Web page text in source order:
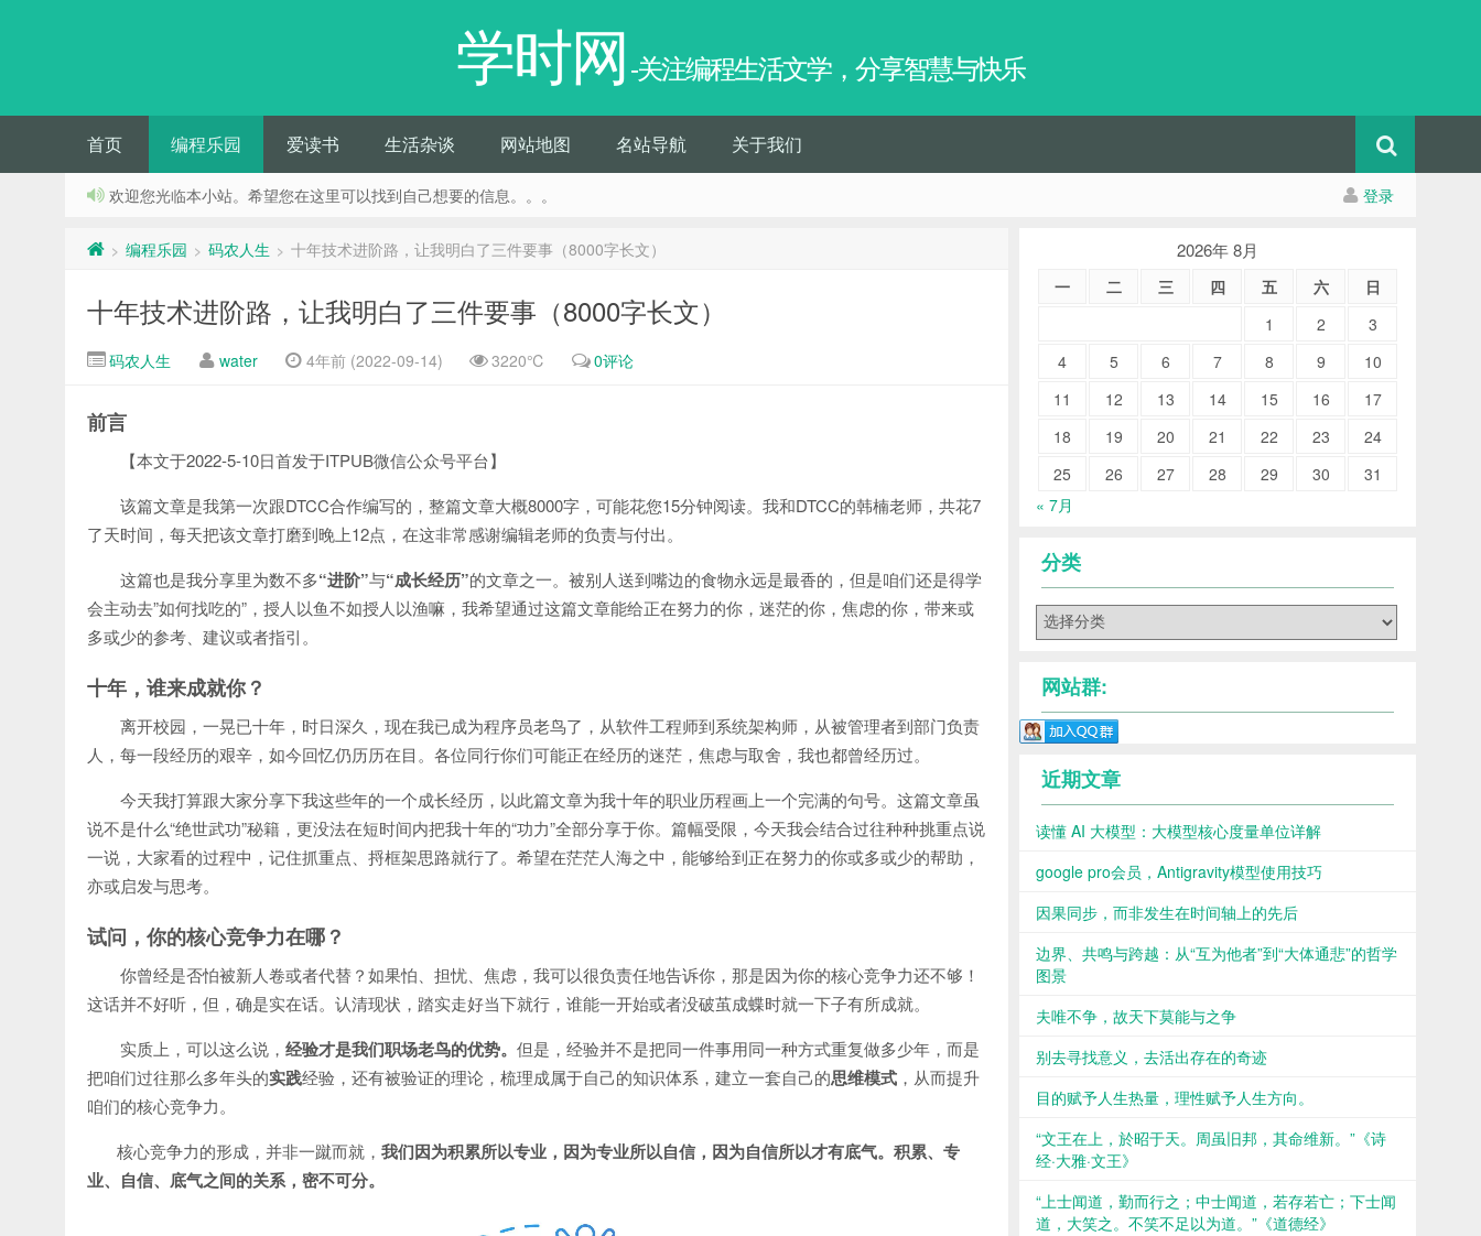
学时网 -关注编程生活文学，分享智慧与快乐
首页 编程乐园 爱读书 生活杂谈 网站地图 名站导航 关于我们
登录
欢迎您光临本小站。希望您在这里可以找到自己想要的信息。。。
> 编程乐园 > 码农人生 > 十年技术进阶路，让我明白了三件要事（8000字长文）
十年技术进阶路，让我明白了三件要事（8000字长文）
码农人生 water 4年前 (2022-09-14) 3220℃ 0评论
前言
【本文于2022-5-10日首发于ITPUB微信公众号平台】
该篇文章是我第一次跟DTCC合作编写的，整篇文章大概8000字，可能花您15分钟阅读。我和DTCC的韩楠老师，共花7
了天时间，每天把该文章打磨到晚上12点，在这非常感谢编辑老师的负责与付出。
这篇也是我分享里为数不多“进阶”与“成长经历”的文章之一。被别人送到嘴边的食物永远是最香的，但是咱们还是得学
会主动去”如何找吃的”，授人以鱼不如授人以渔嘛，我希望通过这篇文章能给正在努力的你，迷茫的你，焦虑的你，带来或
多或少的参考、建议或者指引。
十年，谁来成就你？
离开校园，一晃已十年，时日深久，现在我已成为程序员老鸟了，从软件工程师到系统架构师，从被管理者到部门负责
人，每一段经历的艰辛，如今回忆仍历历在目。各位同行你们可能正在经历的迷茫，焦虑与取舍，我也都曾经历过。
今天我打算跟大家分享下我这些年的一个成长经历，以此篇文章为我十年的职业历程画上一个完满的句号。这篇文章虽
说不是什么“绝世武功”秘籍，更没法在短时间内把我十年的“功力”全部分享于你。篇幅受限，今天我会结合过往种种挑重点说
一说，大家看的过程中，记住抓重点、捋框架思路就行了。希望在茫茫人海之中，能够给到正在努力的你或多或少的帮助，
亦或启发与思考。
试问，你的核心竞争力在哪？
你曾经是否怕被新人卷或者代替？如果怕、担忧、焦虑，我可以很负责任地告诉你，那是因为你的核心竞争力还不够！
这话并不好听，但，确是实在话。认清现状，踏实走好当下就行，谁能一开始或者没破茧成蝶时就一下子有所成就。
实质上，可以这么说， 经验才是我们职场老鸟的优势。 但是，经验并不是把同一件事用同一种方式重复做多少年，而是
把咱们过往那么多年头的实践经验，还有被验证的理论，梳理成属于自己的知识体系，建立一套自己的思维模式 ，从而提升
咱们的核心竞争力。
核心竞争力的形成，并非一蹴而就， 我们因为积累所以专业，因为专业所以自信，因为自信所以才有底气。积累、专
业、自信、底气之间的关系，密不可分。
2026年 8月
一 二 三 四 五 六
日
1
2
3
4
5 6 7 8 9
10
11
12 13 14 15 16
17
18
19 20 21 22 23
24
25
26 27 28 29 30
31
« 7月
分类
网站群:
近期文章
读懂 AI 大模型：大模型核心度量单位详解
google pro会员，Antigravity模型使用技巧
因果同步，而非发生在时间轴上的先后
边界、共鸣与跨越：从“互为他者”到“大体通悲”的哲学
图景
夫唯不争，故天下莫能与之争
别去寻找意义，去活出存在的奇迹
目的赋予人生热量，理性赋予人生方向。
“文王在上，於昭于天。周虽旧邦，其命维新。”《诗
经·大雅·文王》
“上士闻道，勤而行之；中士闻道，若存若亡；下士闻
道，大笑之。不笑不足以为道。”《道德经》